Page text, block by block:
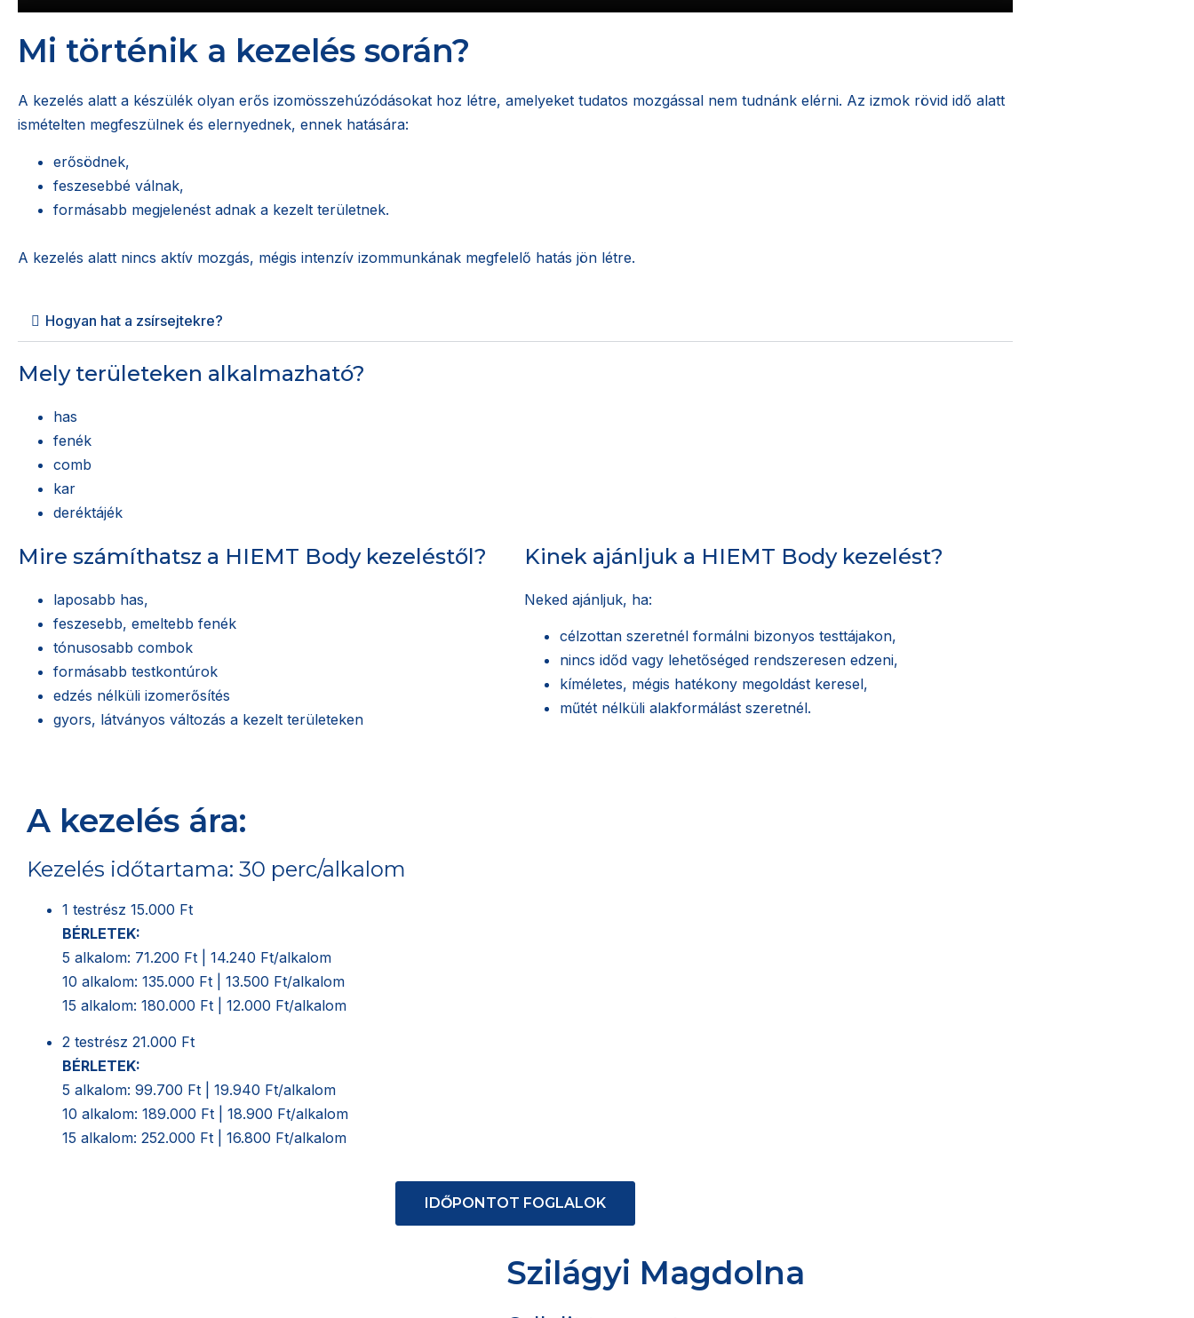
Mi történik a kezelés során?
A kezelés alatt a készülék olyan erős izomösszehúzódásokat hoz létre, amelyeket tudatos mozgással nem tudnánk elérni. Az izmok rövid idő alatt
ismételten megfeszülnek és elernyednek, ennek hatására:
erősödnek,
feszesebbé válnak,
formásabb megjelenést adnak a kezelt területnek.
A kezelés alatt nincs aktív mozgás, mégis intenzív izommunkának megfelelő hatás jön létre.
Hogyan hat a zsírsejtekre?
Mely területeken alkalmazható?
has
fenék
comb
kar
deréktájék
Mire számíthatsz a HIEMT Body kezeléstől?
laposabb has,
feszesebb, emeltebb fenék
tónusosabb combok
formásabb testkontúrok
edzés nélküli izomerősítés
gyors, látványos változás a kezelt területeken
Kinek ajánljuk a HIEMT Body kezelést?
Neked ajánljuk, ha:
célzottan szeretnél formálni bizonyos testtájakon,
nincs időd vagy lehetőséged rendszeresen edzeni,
kíméletes, mégis hatékony megoldást keresel,
műtét nélküli alakformálást szeretnél.
A kezelés ára:
Kezelés időtartama: 30 perc/alkalom
1 testrész 15.000 Ft
BÉRLETEK:
5 alkalom: 71.200 Ft | 14.240 Ft/alkalom
10 alkalom: 135.000 Ft | 13.500 Ft/alkalom
15 alkalom: 180.000 Ft | 12.000 Ft/alkalom
2 testrész 21.000 Ft
BÉRLETEK:
5 alkalom: 99.700 Ft | 19.940 Ft/alkalom
10 alkalom: 189.000 Ft | 18.900 Ft/alkalom
15 alkalom: 252.000 Ft | 16.800 Ft/alkalom
IDŐPONTOT FOGLALOK
Szilágyi Magdolna